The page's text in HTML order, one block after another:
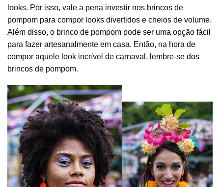
looks. Por isso, vale a pena investir nos brincos de
pompom para compor looks divertidos e cheios de volume.
Além disso, o brinco de pompom pode ser uma opção fácil
para fazer artesanalmente em casa. Então, na hora de
compor aquele look incrível de carnaval, lembre-se dos
brincos de pompom.